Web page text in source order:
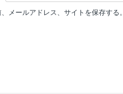
メールアドレス、サイトを保存する。